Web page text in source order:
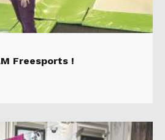
Freesports !